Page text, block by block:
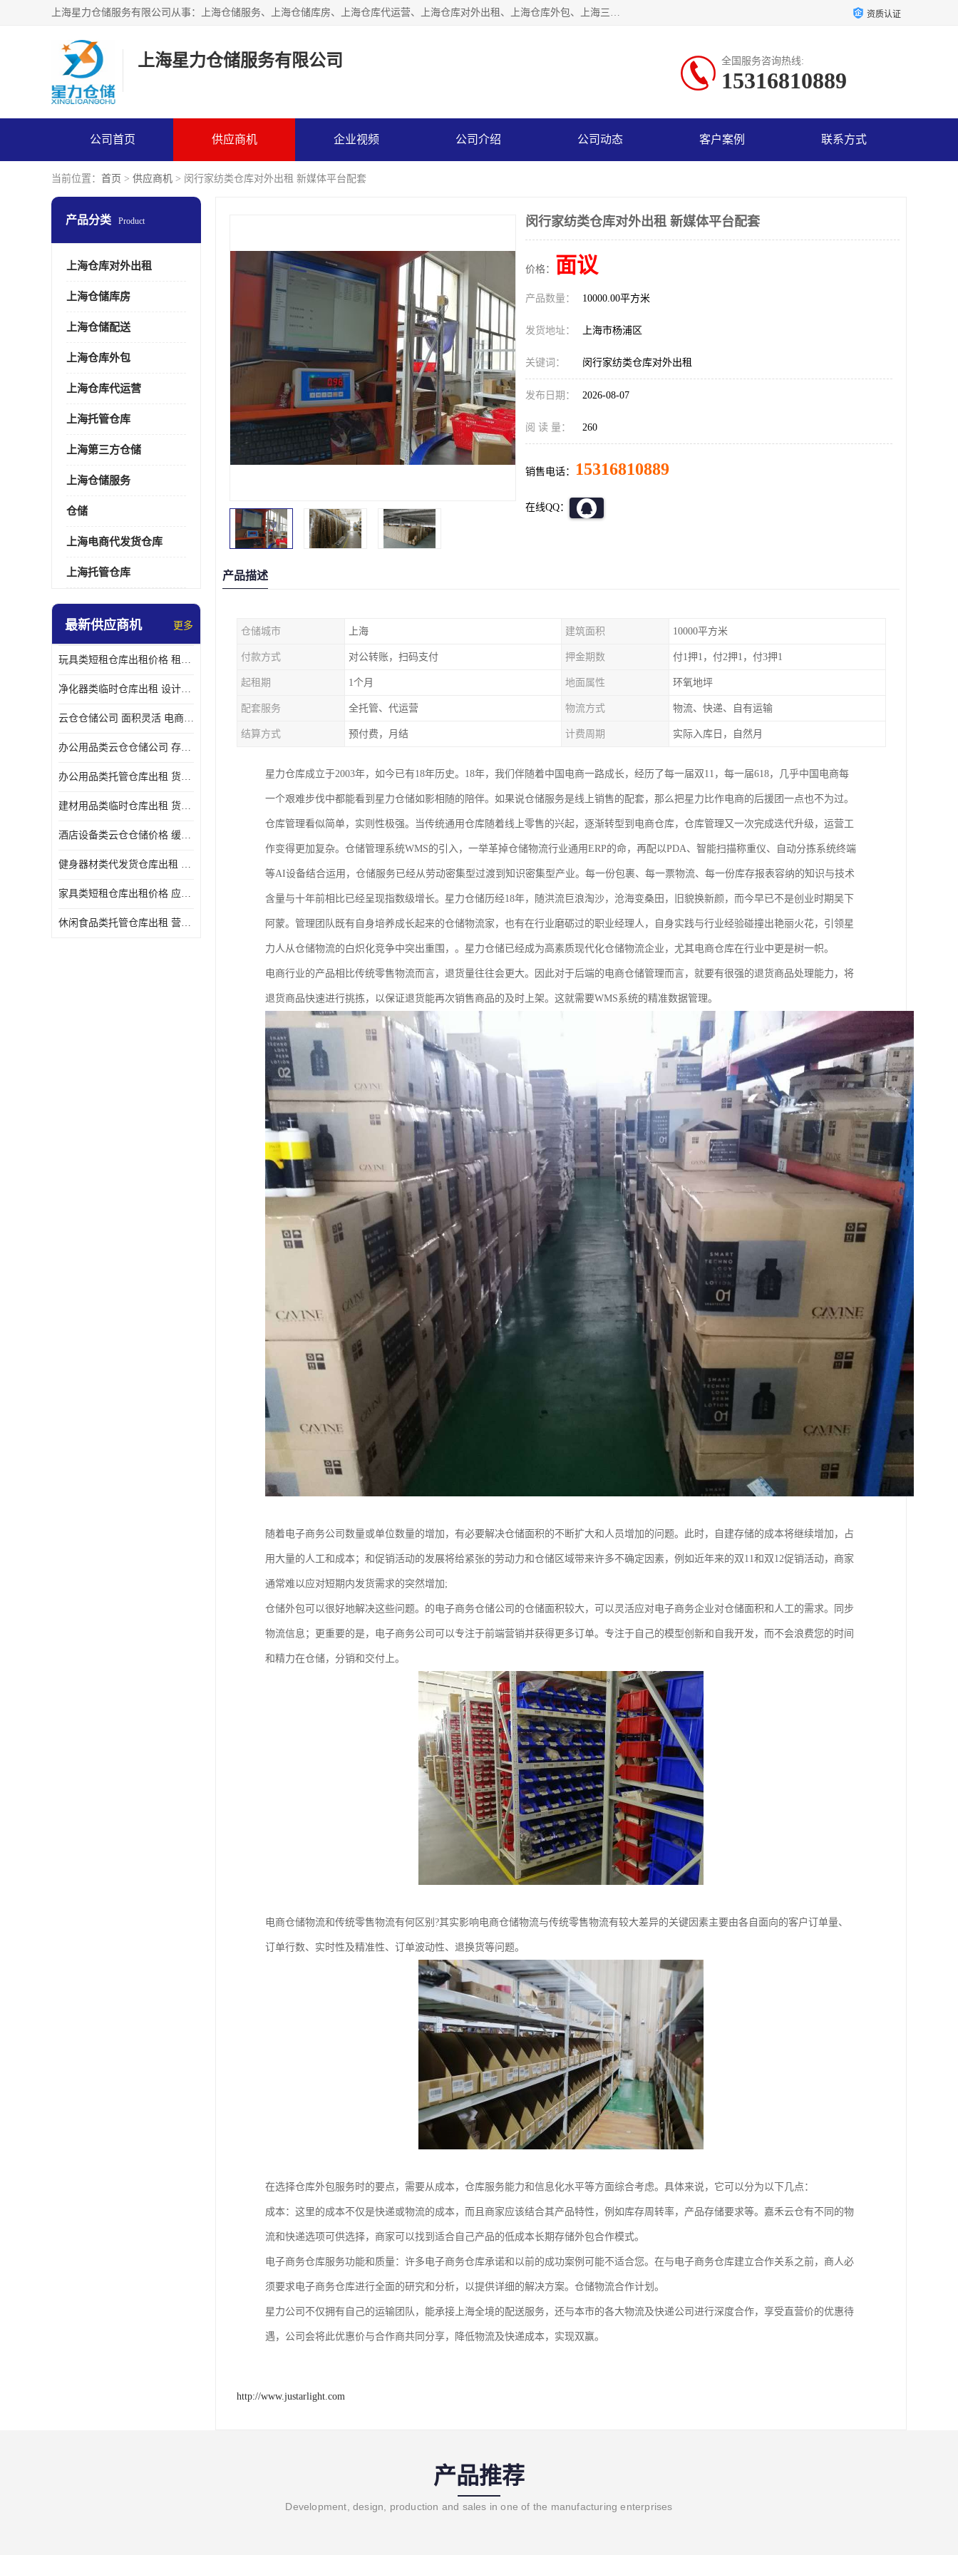
上海星力仓储服务有限公司从事：上海仓储服务、上海仓储库房、上海仓库代运营、上海仓库对外出租、上海仓库外包、上海三方仓储、上海电商仓储代发、上海电商代发货仓库、上海托管仓库、上海仓储配送。上海星力仓储服务有限公司现在拥有100个分仓、10万余平方的标准库房，精炼员工几百名，与几千家客户合作，公司已跻身上海仓储行业前列。欢迎来电咨询！ 资质认证
上海星力仓储服务有限公司 全国服务咨询热线:
15316810889
公司首页 供应商机 企业视频 公司介绍 公司动态 客户案例 联系方式
当前位置： 首页 > 供应商机 > 闵行家纺类仓库对外出租 新媒体平台配套
产品分类 Product
上海仓库对外出租
上海仓储库房
上海仓储配送
上海仓库外包
上海仓库代运营
上海托管仓库
上海第三方仓储
上海仓储服务
仓储
上海电商代发货仓库
上海托管仓库
最新供应商机 更多
玩具类短租仓库出租价格 租期灵活 智能电商配套
净化器类临时仓库出租 设计简单 电商仓储物流战略合作
云仓仓储公司 面积灵活 电商仓储物流战略合作
办公用品类云仓仓储公司 存货周转很快 电商仓储物流战略整合
办公用品类托管仓库出租 货物装卸方便 电商仓储物流战略合作
建材用品类临时仓库出租 货物装卸方便 仓储供应链配套
酒店设备类云仓仓储价格 缓解企业储存压力 智能电商配套
健身器材类代发货仓库出租 租期灵活 新媒体平台配套
家具类短租仓库出租价格 应用广泛 智能电商配套
休闲食品类托管仓库出租 营造良好环境氛围 垂直电商配套
闵行家纺类仓库对外出租 新媒体平台配套
价格： 面议
产品数量： 10000.00平方米
发货地址： 上海市杨浦区
关键词： 闵行家纺类仓库对外出租
发布日期： 2026-08-07
阅 读 量： 260
销售电话： 15316810889
在线QQ：
产品描述
仓储城市 上海 建筑面积 10000平方米
付款方式 对公转账，扫码支付 押金期数 付1押1，付2押1，付3押1
起租期 1个月 地面属性 环氧地坪
配套服务 全托管、代运营 物流方式 物流、快递、自有运输
结算方式 预付费，月结 计费周期 实际入库日，自然月
星力仓库成立于2003年，如今已有18年历史。18年，我们伴随着中国电商一路成长，经历了每一届双11，每一届618，几乎中国电商每
一个艰难步伐中都能看到星力仓储如影相随的陪伴。如果说仓储服务是线上销售的配套，那么把星力比作电商的后援团一点也不为过。
仓库管理看似简单，实则性极强。当传统通用仓库随着线上零售的兴起，逐渐转型到电商仓库，仓库管理又一次完成迭代升级，运营工
作变得更加复杂。仓储管理系统WMS的引入，一举革掉仓储物流行业通用ERP的命，再配以PDA、智能扫描称重仪、自动分拣系统终端
等AI设备结合运用，仓储服务已经从劳动密集型过渡到知识密集型产业。每一份包裹、每一票物流、每一份库存报表容纳的知识与技术
含量与十年前相比已经呈现指数级增长。星力仓储历经18年，随洪流巨浪淘沙，沧海变桑田，旧貌换新颜，而今早已不是创业时期吴下
阿蒙。管理团队既有自身培养成长起来的仓储物流家，也有在行业磨砺过的职业经理人，自身实践与行业经验碰撞出艳丽火花，引领星
力人从仓储物流的白炽化竞争中突出重围，。星力仓储已经成为高素质现代化仓储物流企业，尤其电商仓库在行业中更是树一帜。
电商行业的产品相比传统零售物流而言，退货量往往会更大。因此对于后端的电商仓储管理而言，就要有很强的退货商品处理能力，将
退货商品快速进行挑拣，以保证退货能再次销售商品的及时上架。这就需要WMS系统的精准数据管理。
随着电子商务公司数量或单位数量的增加，有必要解决仓储面积的不断扩大和人员增加的问题。此时，自建存储的成本将继续增加，占
用大量的人工和成本；和促销活动的发展将给紧张的劳动力和仓储区域带来许多不确定因素，例如近年来的双11和双12促销活动，商家
通常难以应对短期内发货需求的突然增加;
仓储外包可以很好地解决这些问题。的电子商务仓储公司的仓储面积较大，可以灵活应对电子商务企业对仓储面积和人工的需求。同步
物流信息；更重要的是，电子商务公司可以专注于前端营销并获得更多订单。专注于自己的模型创新和自我开发，而不会浪费您的时间
和精力在仓储，分销和交付上。
电商仓储物流和传统零售物流有何区别?其实影响电商仓储物流与传统零售物流有较大差异的关键因素主要由各自面向的客户订单量、
订单行数、实时性及精准性、订单波动性、退换货等问题。
在选择仓库外包服务时的要点，需要从成本，仓库服务能力和信息化水平等方面综合考虑。具体来说，它可以分为以下几点：
成本：这里的成本不仅是快递或物流的成本，而且商家应该结合其产品特性，例如库存周转率，产品存储要求等。嘉禾云仓有不同的物
流和快递选项可供选择，商家可以找到适合自己产品的低成本长期存储外包合作模式。
电子商务仓库服务功能和质量：许多电子商务仓库承诺和以前的成功案例可能不适合您。在与电子商务仓库建立合作关系之前，商人必
须要求电子商务仓库进行全面的研究和分析，以提供详细的解决方案。仓储物流合作计划。
星力公司不仅拥有自己的运输团队，能承接上海全境的配送服务，还与本市的各大物流及快递公司进行深度合作，享受直营价的优惠待
遇，公司会将此优惠价与合作商共同分享，降低物流及快递成本，实现双赢。
http://www.justarlight.com
产品推荐
Development, design, production and sales in one of the manufacturing enterprises